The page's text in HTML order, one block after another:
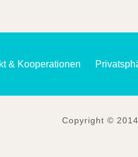
& Kooperationen
Copyright ©